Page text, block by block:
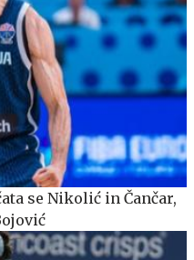
se Nikolić in Čančar,